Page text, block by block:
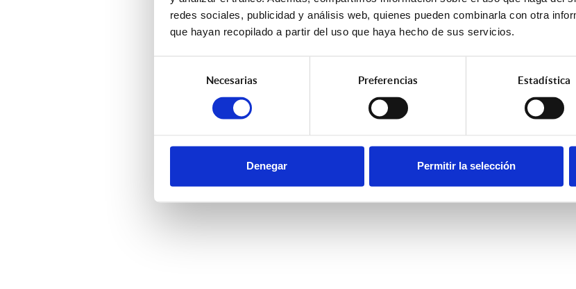
redes sociales, publicidad y análisis web, quienes pueden combinarla con otra
que hayan recopilado a partir del uso que haya hecho de sus servicios.
consentimiento
Necesarias Preferencias Estadística
Denegar Permitir la selección